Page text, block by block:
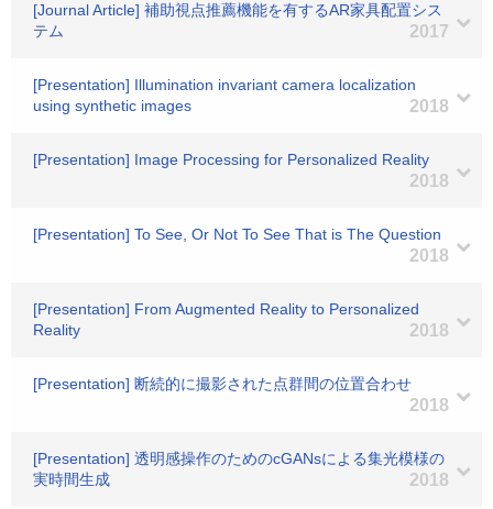
[Journal Article] 補助視点推薦機能を有するAR家具配置シス
テム
2017
[Presentation] Illumination invariant camera localization
using synthetic images
2018
[Presentation] Image Processing for Personalized Reality
2018
[Presentation] To See, Or Not To See That is The Question
2018
[Presentation] From Augmented Reality to Personalized
Reality
2018
[Presentation] 断続的に撮影された点群間の位置合わせ
2018
[Presentation] 透明感操作のためのcGANsによる集光模様の
実時間生成
2018